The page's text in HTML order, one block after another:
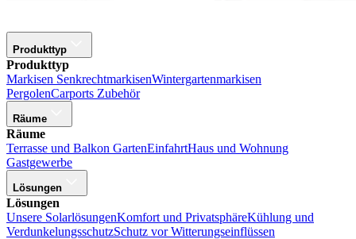
Produkttyp
Produkttyp
Markisen SenkrechtmarkisenWintergartenmarkisen
PergolenCarports Zubehör
Räume
Räume
Terrasse und Balkon GartenEinfahrtHaus und Wohnung
Gastgewerbe
Lösungen
Lösungen
Unsere SolarlösungenKomfort und PrivatsphäreKühlung und
VerdunkelungsschutzSchutz vor Witterungseinflüssen